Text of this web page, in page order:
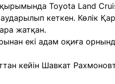
Toyota Land
кеткен. Көлік
жатқан.
екі адам оқиға
кейін Шавкат